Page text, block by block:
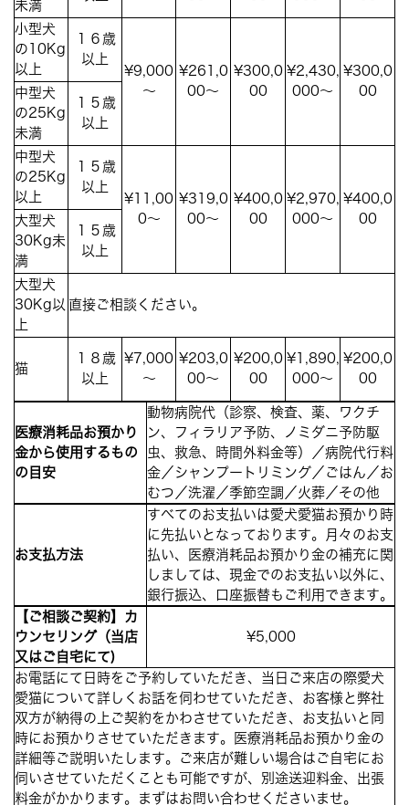
未満
小型犬
の10Kg
以上
１６歳
以上
¥9,000
～
¥261,0
00～
¥300,0
00
¥2,430,
000～
¥300,0
00
中型犬
の25Kg
未満
１５歳
以上
中型犬
の25Kg
以上
１５歳
以上
¥11,00
0～
¥319,0
00～
¥400,0
00
¥2,970,
000～
¥400,0
00
大型犬
30Kg未
満
１５歳
以上
大型犬
30Kg以
上
直接ご相談ください。
猫
１８歳
以上
¥7,000
～
¥203,0
00～
¥200,0
00
¥1,890,
000～
¥200,0
00
医療消耗品お預かり
金から使用するもの
の目安
動物病院代（診察、検査、薬、ワクチ
ン、フィラリア予防、ノミダニ予防駆
虫、救急、時間外料金等）／病院代行料
金／シャンプートリミング／ごはん／お
むつ／洗濯／季節空調／火葬／その他
お支払方法
すべてのお支払いは愛犬愛猫お預かり時
に先払いとなっております。月々のお支
払い、医療消耗品お預かり金の補充に関
しましては、現金でのお支払い以外に、
銀行振込、口座振替もご利用できます。
【ご相談ご契約】カ
ウンセリング（当店
又はご自宅にて)
¥5,000
お電話にて日時をご予約していただき、当日ご来店の際愛犬
愛猫について詳しくお話を伺わせていただき、お客様と弊社
双方が納得の上ご契約をかわさせていただき、お支払いと同
時にお預かりさせていただきます。医療消耗品お預かり金の
詳細等ご説明いたします。ご来店が難しい場合はご自宅にお
伺いさせていただくことも可能ですが、別途送迎料金、出張
料金がかかります。まずはお問い合わせくださいませ。